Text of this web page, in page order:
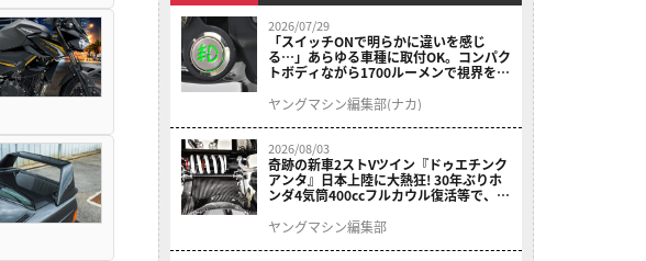
2026/07/29
「スイッチONで明らかに違いを感じ
る…」あらゆる車種に取付OK。コンパク
トボディながら1700ルーメンで視界を確
ニット プレシャスレイ スモール］
ヤングマシン編集部(ナカ)
2026/08/03
奇跡の新車2ストVツイン『ドゥエチンク
アンタ』日本上陸に大熱狂! 30年ぶりホ
ンダ4気筒400ccフルカウル復活等で、ロ
ニュース振り返り】
ヤングマシン編集部